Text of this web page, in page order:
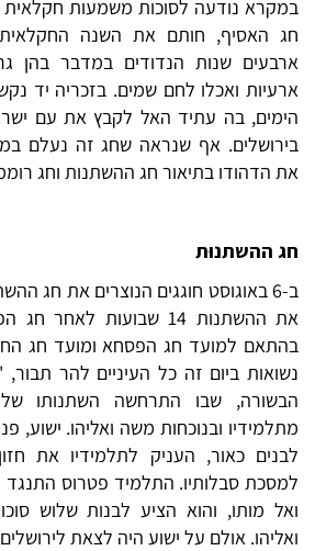
במקרא נודעה לסוכות משמעות חקלאית
חג האסיף, חותם את השנה החקלאית
ארבעים שנות הנדודים במדבר בהן
ארעיות ואכלו לחם שמים. בזכריה יד
הימים, בה עתיד האל לקבץ את עם
בירושלים. אף שנראה שחג זה נעלם
את הדהודו בתיאור חג ההשתנות וחג
חג ההשתנוּת
ב-6 באוגוסט חוגגים הנוצרים את חג
את ההשתנות 14 שבועות
בהתאם למועד חג הפסחא ומועד חג
נשואות ביום זה כל העיניים להר
הבשורה, שבו התרחשה השתנותו של
מתלמידיו ובנוכחות משה ואליהו. ישוע,
לבנים כאור, העניק לתלמידיו את
למסכת סבלותיו. התלמיד פטרוס התנגד
ואל מותו, והוא הציע לבנות שלוש
ואליהו. אולם על ישוע היה לצאת